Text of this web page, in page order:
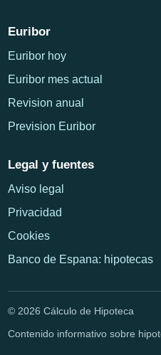
Euribor
Euribor hoy
Euribor mes actual
Revision anual
Prevision Euribor
Legal y fuentes
Aviso legal
Privacidad
Cookies
Banco de Espana: hipotecas
© 2026 Cálculo de Hipoteca
Contenido informativo sobre